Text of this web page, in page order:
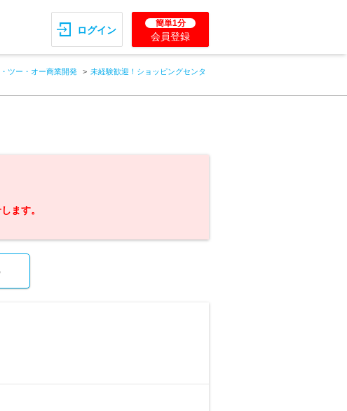
ログイン
簡単1分
会員登録
ツー・オー商業開発
未経験歓迎！ショッピングセンタ
ます。